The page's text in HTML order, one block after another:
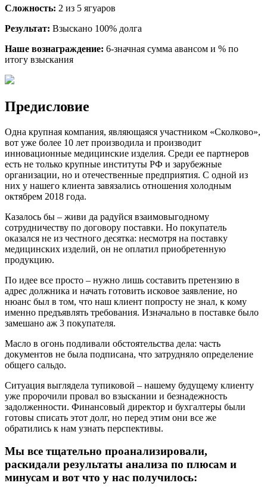
Сложность: 2 из 5 ягуаров
Результат: Взыскано 100% долга
Наше вознаграждение: 6-значная сумма авансом и % по
итогу взыскания
Предисловие
Одна крупная компания, являющаяся участником «Сколково»,
вот уже более 10 лет производила и производит
инновационные медицинские изделия. Среди ее партнеров
есть не только крупные институты РФ и зарубежные
организации, но и отечественные предприятия. С одной из
них у нашего клиента завязались отношения холодным
октябрем 2018 года.
Казалось бы – живи да радуйся взаимовыгодному
сотрудничеству по договору поставки. Но покупатель
оказался не из честного десятка: несмотря на поставку
медицинских изделий, он не оплатил приобретенную
продукцию.
По идее все просто – нужно лишь составить претензию в
адрес должника и начать готовить исковое заявление, но
нюанс был в том, что наш клиент попросту не знал, к кому
именно предъявлять требования. Изначально в поставке было
замешано аж 3 покупателя.
Масло в огонь подливали обстоятельства дела: часть
документов не была подписана, что затрудняло определение
общего сальдо.
Ситуация выглядела тупиковой – нашему будущему клиенту
уже пророчили провал во взыскании и безнадежность
задолженности. Финансовый директор и бухгалтеры были
готовы списать этот долг, но перед этим они все же
обратились к нам узнать перспективы.
Мы все тщательно проанализировали,
раскидали результаты анализа по плюсам и
минусам и вот что у нас получилось: